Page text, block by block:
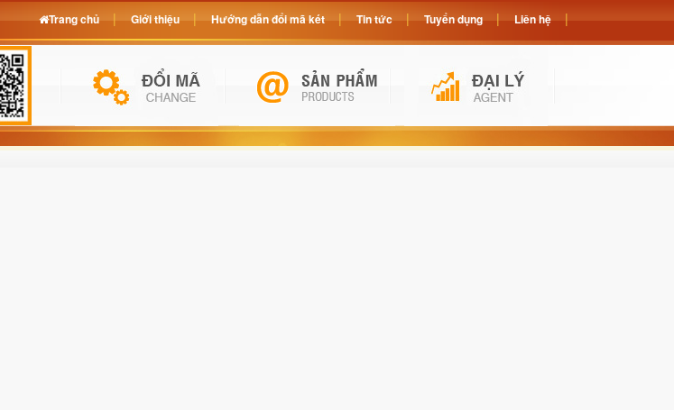
Trang chủ Giới thiệu Hướng dẫn đổi mã két Tin tức Tuyển dụng Liên hệ